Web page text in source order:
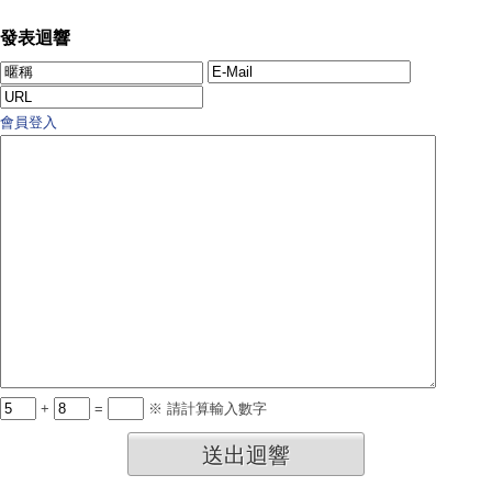
發表迴響
會員登入
+ = ※ 請計算輸入數字
送出迴響